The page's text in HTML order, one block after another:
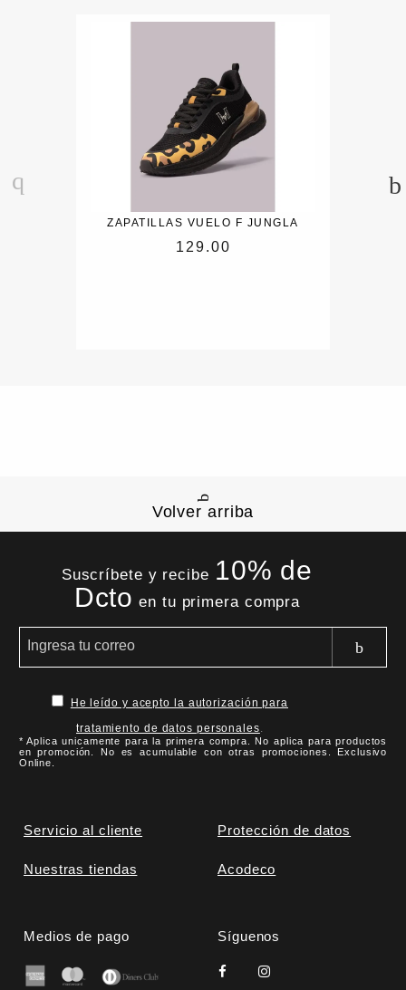
ZAPATILLAS VUELO F JUNGLA
129.00
Volver arriba
Suscríbete y recibe 10% de
Dcto en tu primera compra
He leído y acepto la autorización para
tratamiento de datos personales.
* Aplica unicamente para la primera compra. No aplica para productos
en promoción. No es acumulable con otras promociones. Exclusivo
Online.
Servicio al cliente Protección de datos
Nuestras tiendas Acodeco
Medios de pago Síguenos